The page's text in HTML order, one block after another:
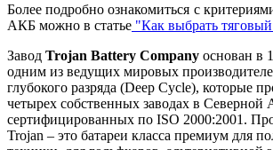
Более подробно ознакомиться с
АКБ можно в статье "Как выбрать
Завод Trojan Battery Company основан в
одним из ведущих мировых
глубокого разряда (Deep Cycle), которые
четырех собственных заводах в Северной
сертифицированных по ISO 2000:2001.
Trojan – это батареи класса премиум для